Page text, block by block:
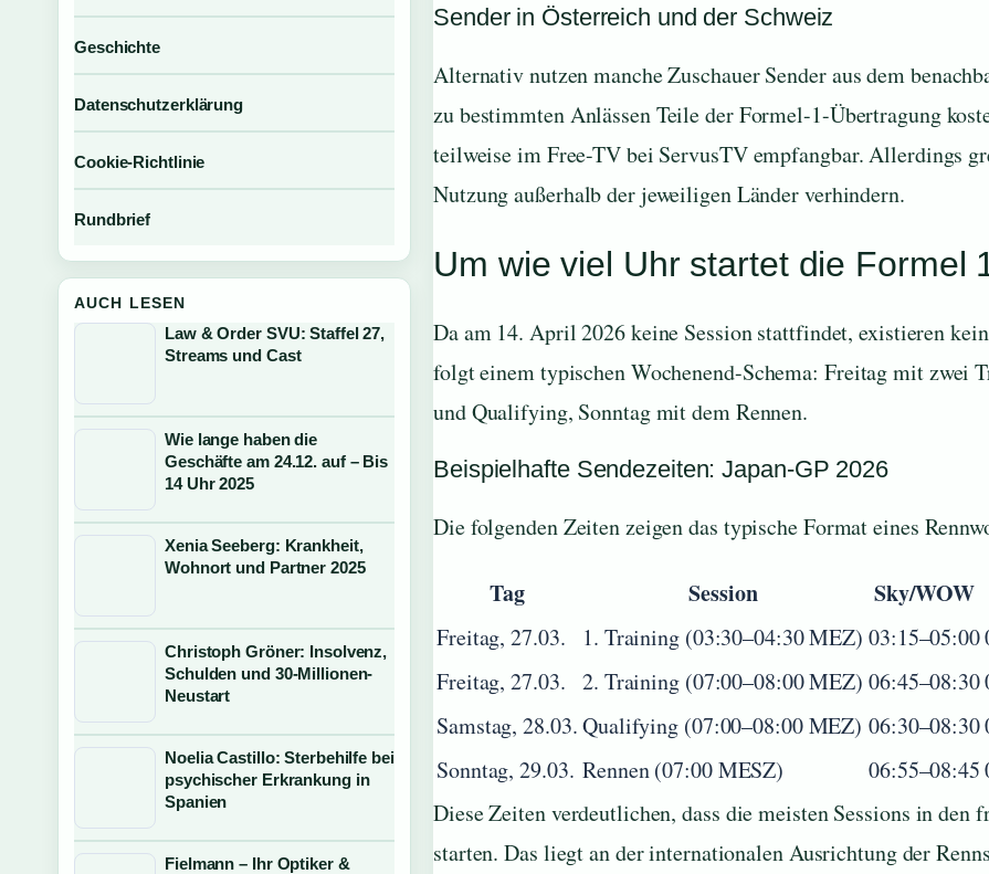
Sender in Österreich und der Schweiz
Alternativ nutzen manche Zuschauer Sender aus dem
zu bestimmten Anlässen Teile der Formel-1-Übertragung
teilweise im Free-TV bei ServusTV empfangbar. Allerdings
Nutzung außerhalb der jeweiligen Länder verhindern.
Um wie viel Uhr startet die Formel
Da am 14. April 2026 keine Session stattfindet, existieren
folgt einem typischen Wochenend-Schema: Freitag mit zwei
und Qualifying, Sonntag mit dem Rennen.
Beispielhafte Sendezeiten: Japan-GP 2026
Die folgenden Zeiten zeigen das typische Format eines
Tag Session Sky/WOW
Freitag, 27.03. 1. Training (03:30–04:30 MEZ) 03:15–05:00
Freitag, 27.03. 2. Training (07:00–08:00 MEZ) 06:45–08:30
Samstag, 28.03.Qualifying (07:00–08:00 MEZ) 06:30–08:30
Sonntag, 29.03. Rennen (07:00 MESZ) 06:55–08:45
Diese Zeiten verdeutlichen, dass die meisten Sessions in
starten. Das liegt an der internationalen Ausrichtung der
Geschichte
Datenschutzerklärung
Cookie-Richtlinie
Rundbrief
AUCH LESEN
Law & Order SVU: Staffel 27,
Streams und Cast
Wie lange haben die
Geschäfte am 24.12. auf – Bis
14 Uhr 2025
Xenia Seeberg: Krankheit,
Wohnort und Partner 2025
Christoph Gröner: Insolvenz,
Schulden und 30-Millionen-
Neustart
Noelia Castillo: Sterbehilfe bei
psychischer Erkrankung in
Spanien
Fielmann – Ihr Optiker &